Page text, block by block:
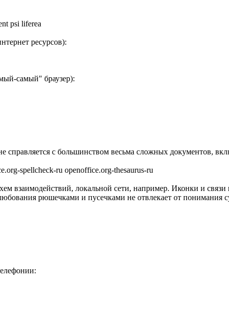
psi liferea
ресурсов):
самый" браузер):
справляется с большинством весьма сложных документов,
spellcheck-ru openoffice.org-thesaurus-ru
взаимодействий, локальной сети, например. Иконки и
рюшечками и пусечками не отвлекает от понимания